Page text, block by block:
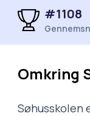
#1108
Omkring
Søhusskolen